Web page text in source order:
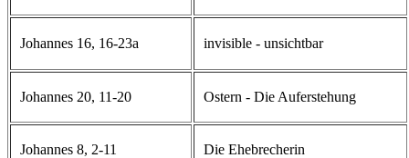
Johannes 16, 16-23a invisible - unsichtbar
Johannes 20, 11-20 Ostern - Die Auferstehung
Johannes 8, 2-11 Die Ehebrecherin